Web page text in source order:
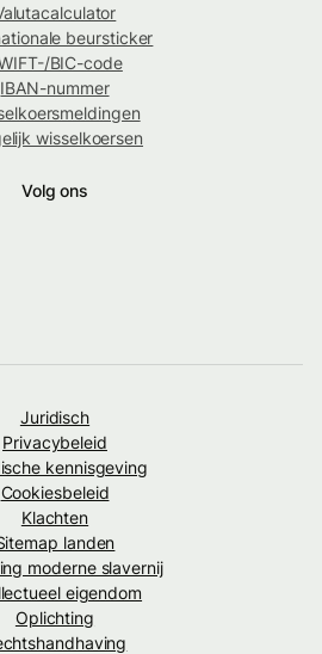
beursticker
BIC-code
IBAN-nummer
wisselkoersen
Volg ons
Juridisch
Privacybeleid
kennisgeving
Cookiesbeleid
Klachten
landen
moderne slavernij
eigendom
Oplichting